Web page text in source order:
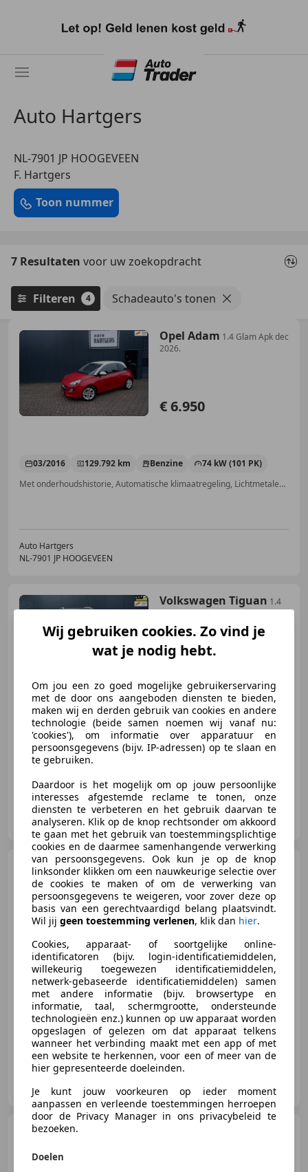
naar
Auto Hartgers
NL-7901 JP HOOGEVEEN
F. Hartgers
Toon nummer
7 Resultaten voor uw zoekopdracht
Filteren 4 Schadeauto's tonen
Opel Adam 1.4 Glam Apk dec
2026.
€ 6.950
03/2016 129.792 km Benzine
74 kW (101 PK)
Met onderhoudshistorie, Automatische klimaatregeling, Lichtmetalen velgen, Elektrische ramen, Bandenspanningscontrole, Multifunctioneel stuurwiel, LED verlichting, Bluetooth
Auto Hartgers
NL-7901 JP HOOGEVEEN
Volkswagen Tiguan 1.4
TSI R-Line Edition Automaat. 1800
kg trekgewic
05/2015 95.399 km Benzine
118 kW (160 PK)
Auto Hartgers
NL-7901 JP HOOGEVEEN
Peugeot 208 1.6 e-THP GTi
€ 12.950
05/2017 93.733 km Benzine
153 kW (208 PK)
Auto Hartgers
NL-7901 JP HOOGEVEEN
Wij gebruiken cookies. Zo vind je
wat je nodig hebt.
Om jou een zo goed mogelijke gebruikerservaring
met de door ons aangeboden diensten te bieden,
maken wij en derden gebruik van cookies en andere
technologie (beide samen noemen wij vanaf nu:
'cookies'), om informatie over apparatuur en
persoonsgegevens (bijv. IP-adressen) op te slaan en
te gebruiken.
Daardoor is het mogelijk om op jouw persoonlijke
interesses afgestemde reclame te tonen, onze
diensten te verbeteren en het gebruik daarvan te
analyseren. Klik op de knop rechtsonder om akkoord
te gaan met het gebruik van toestemmingsplichtige
cookies en de daarmee samenhangende verwerking
van persoonsgegevens. Ook kun je op de knop
linksonder klikken om een nauwkeurige selectie over
de cookies te maken of om de verwerking van
persoonsgegevens te weigeren, voor zover deze op
basis van een gerechtvaardigd belang plaatsvindt.
Wil jij geen toestemming verlenen, klik dan hier.
Cookies, apparaat- of soortgelijke online-
identificatoren (bijv. login-identificatiemiddelen,
willekeurig toegewezen identificatiemiddelen,
netwerk-gebaseerde identificatiemiddelen) samen
met andere informatie (bijv. browsertype en
informatie, taal, schermgrootte, ondersteunde
technologieën enz.) kunnen op uw apparaat worden
opgeslagen of gelezen om dat apparaat telkens
wanneer het verbinding maakt met een app of met
een website te herkennen, voor een of meer van de
hier gepresenteerde doeleinden.
Je kunt jouw voorkeuren op ieder moment
aanpassen en verleende toestemmingen herroepen
door de Privacy Manager in ons privacybeleid te
bezoeken.
Doelen